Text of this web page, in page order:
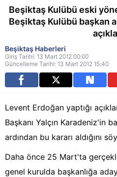
Beşiktaş Kulübü eski
Beşiktaş Kulübü başkan
Beşiktaş Haberleri
Giriş Tarihi: 13 Mart 2012 00:00
Güncelleme Tarihi: 13 Mart 2012 15:40
Levent Erdoğan yaptığı
Başkanı Yalçın Karadeniz'in
ardından bu kararı aldığını
Daha önce 25 Mart'ta
genel kurulda başkanlığa